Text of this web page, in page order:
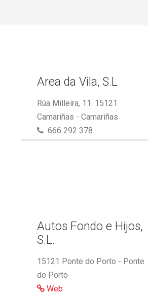
Area da Vila, S.L
Rúa Milleira, 11. 15121
Camariñas - Camariñas
666 292 378
Autos Fondo e Hijos,
S.L.
15121 Ponte do Porto - Ponte
do Porto
Web